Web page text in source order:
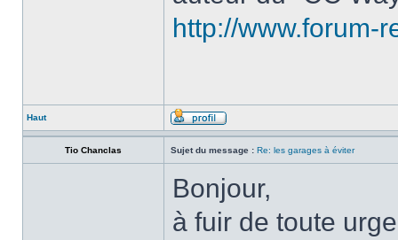
http://www.forum-
Haut
Tio Chanclas Sujet du message : Re: les garages à éviter
Bonjour,
à fuir de toute